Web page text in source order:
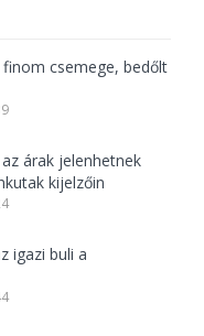
csemege, bedőlt
árak jelenhetnek
kijelzőin
igazi buli a